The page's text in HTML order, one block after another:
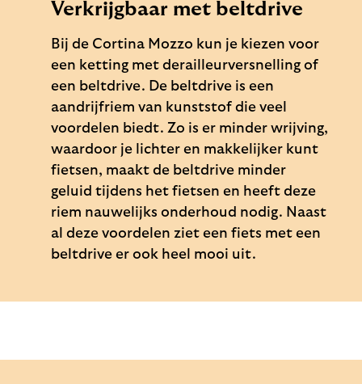
Verkrijgbaar met beltdrive
Bij de Cortina Mozzo kun je kiezen voor
een ketting met derailleurversnelling of
een beltdrive. De beltdrive is een
aandrijfriem van kunststof die veel
voordelen biedt. Zo is er minder wrijving,
waardoor je lichter en makkelijker kunt
fietsen, maakt de beltdrive minder
geluid tijdens het fietsen en heeft deze
riem nauwelijks onderhoud nodig. Naast
al deze voordelen ziet een fiets met een
beltdrive er ook heel mooi uit.